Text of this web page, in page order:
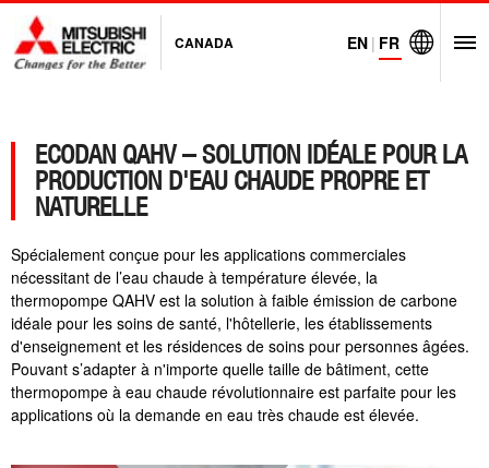
CANADA EN | FR
ECODAN QAHV – SOLUTION IDÉALE POUR LA
PRODUCTION D'EAU CHAUDE PROPRE ET
NATURELLE
Spécialement conçue pour les applications commerciales
nécessitant de l’eau chaude à température élevée, la
thermopompe QAHV est la solution à faible émission de carbone
idéale pour les soins de santé, l'hôtellerie, les établissements
d'enseignement et les résidences de soins pour personnes âgées.
Pouvant s’adapter à n'importe quelle taille de bâtiment, cette
thermopompe à eau chaude révolutionnaire est parfaite pour les
applications où la demande en eau très chaude est élevée.